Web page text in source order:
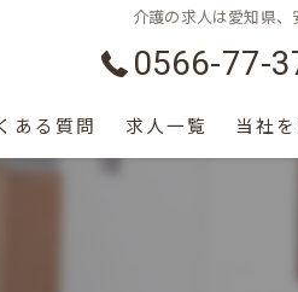
介護の求人は愛知県、
0566-77-
ある質問 求人一覧 当社を